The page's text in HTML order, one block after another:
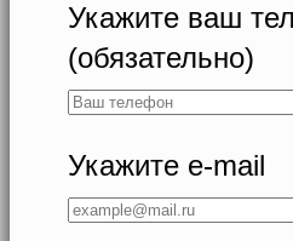
Укажите ваш
(обязательно)
Укажите e-mail